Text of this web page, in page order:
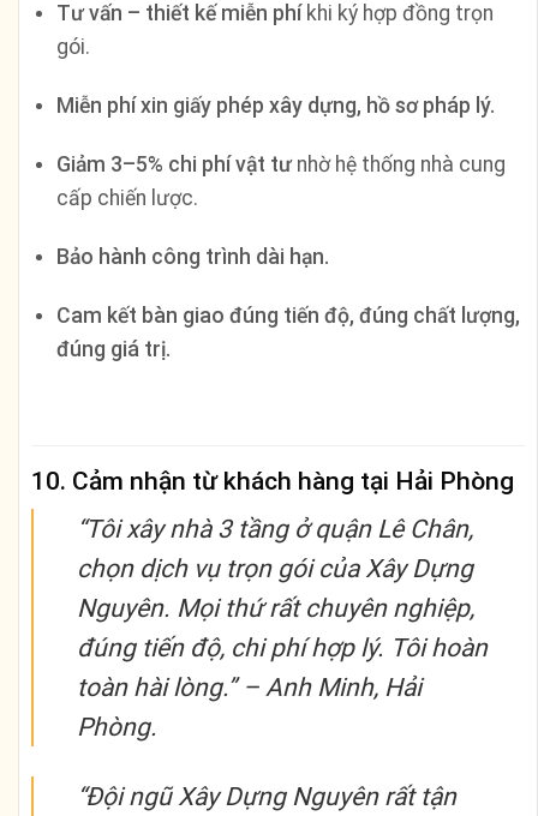
Tư vấn – thiết kế miễn phíkhi ký hợp đồng trọn
gói.
Miễn phí xin giấy phép xây dựng, hồ sơ pháp lý.
Giảm 3–5% chi phí vật tưnhờ hệ thống nhà cung
cấp chiến lược.
Bảo hành công trình dài hạn.
Cam kết bàn giao đúng tiến độ, đúng chất lượng,
đúng giá trị.
10. Cảm nhận từ khách hàng tại Hải Phòng
“Tôi xây nhà 3 tầng ở quận Lê Chân,
chọn dịch vụ trọn gói của Xây Dựng
Nguyên. Mọi thứ rất chuyên nghiệp,
đúng tiến độ, chi phí hợp lý. Tôi hoàn
toàn hài lòng.” – Anh Minh, Hải
Phòng.
“Đội ngũ Xây Dựng Nguyên rất tận